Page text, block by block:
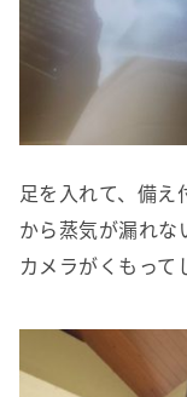
足を入れて、備え
から蒸気が漏れな
カメラがくもっ